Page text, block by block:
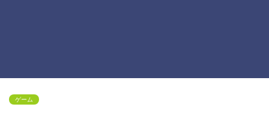
ゲーム